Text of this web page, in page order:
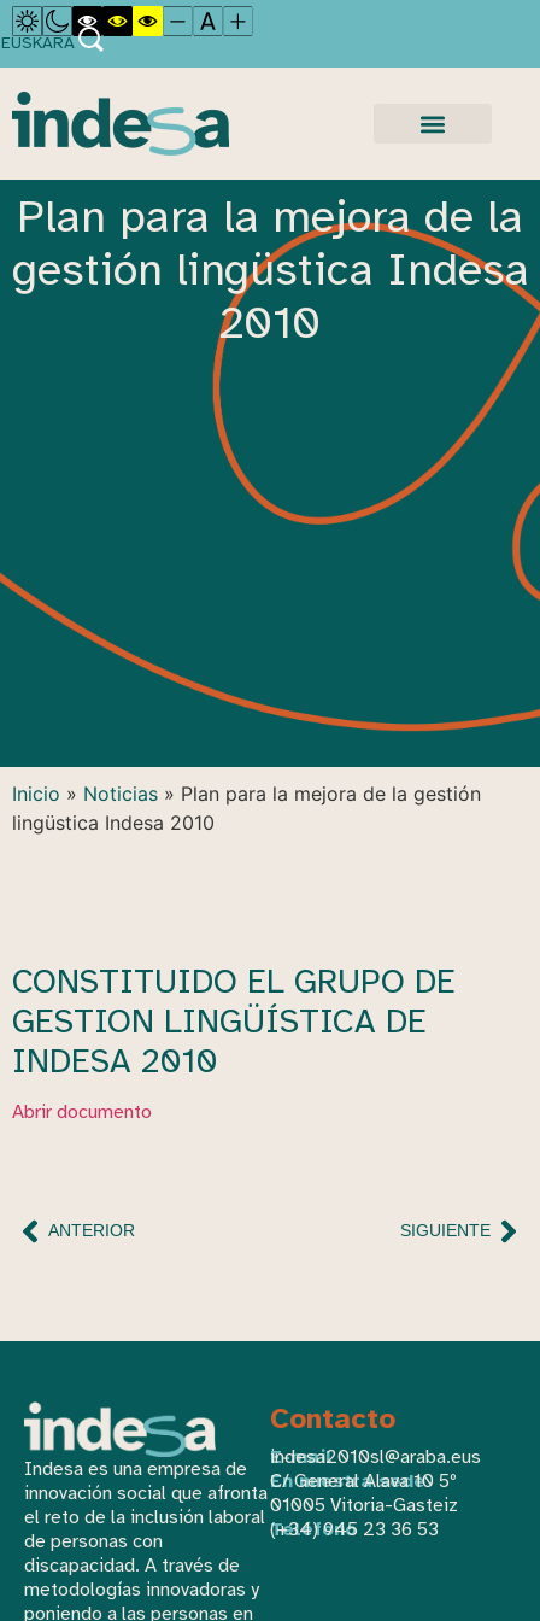
EUSKARA
Plan para la mejora de la
gestión lingüstica Indesa
2010
Inicio » Noticias » Plan para la mejora de la gestión
lingüstica Indesa 2010
CONSTITUIDO EL GRUPO DE
GESTION LINGÜÍSTICA DE
INDESA 2010
Abrir documento
ANTERIOR SIGUIENTE
Indesa es una empresa de
innovación social que afronta
el reto de la inclusión laboral
de personas con
discapacidad. A través de
metodologías innovadoras y
poniendo a las personas en
Contacto
E-mail
indesa2010sl@araba.eus
En nuestra sede
C/ General Alava 10 5º
01005 Vitoria-Gasteiz
Teléfono
(+34) 945 23 36 53